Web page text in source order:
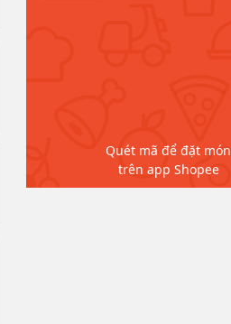
Quét mã để đặt món
trên app Shopee